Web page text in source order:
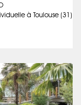
à Toulouse (31)